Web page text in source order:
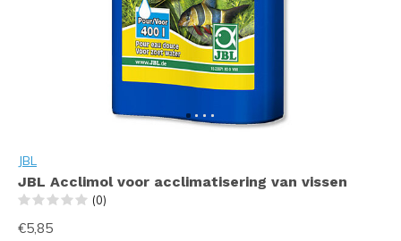
JBL
JBL Acclimol voor acclimatisering van vissen
(0)
€5,85